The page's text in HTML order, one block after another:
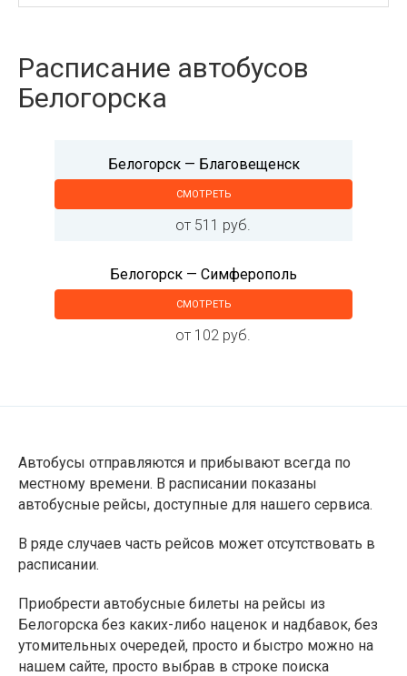
Расписание автобусов
Белогорска
Белогорск — Благовещенск
СМОТРЕТЬ
от 511 руб.
Белогорск — Симферополь
СМОТРЕТЬ
от 102 руб.
Автобусы отправляются и прибывают всегда по
местному времени. В расписании показаны
автобусные рейсы, доступные для нашего сервиса.
В ряде случаев часть рейсов может отсутствовать в
расписании.
Приобрести автобусные билеты на рейсы из
Белогорска без каких-либо наценок и надбавок, без
утомительных очередей, просто и быстро можно на
нашем сайте, просто выбрав в строке поиска